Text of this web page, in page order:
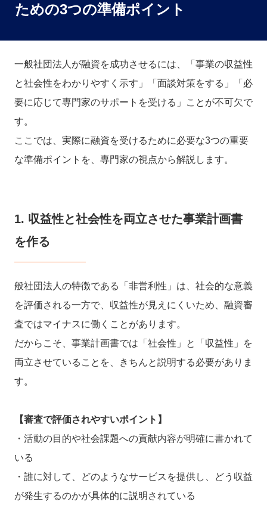
ための3つの準備ポイント
一般社団法人が融資を成功させるには、「事業の収益性
と社会性をわかりやすく示す」「面談対策をする」「必
要に応じて専門家のサポートを受ける」ことが不可欠で
す。
ここでは、実際に融資を受けるために必要な3つの重要
な準備ポイントを、専門家の視点から解説します。
1. 収益性と社会性を両立させた事業計画書
を作る
般社団法人の特徴である「非営利性」は、社会的な意義
を評価される一方で、収益性が見えにくいため、融資審
査ではマイナスに働くことがあります。
だからこそ、事業計画書では「社会性」と「収益性」を
両立させていることを、きちんと説明する必要がありま
す。
【審査で評価されやすいポイント】
・活動の目的や社会課題への貢献内容が明確に書かれて
いる
・誰に対して、どのようなサービスを提供し、どう収益
が発生するのかが具体的に説明されている